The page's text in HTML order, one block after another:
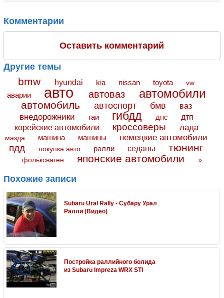
Комментарии
Оставить комментарий
Другие темы
bmw hyundai kia nissan toyota vw
аварии авто автоваз автомобили
автомобиль автоспорт бмв ваз
внедорожники гаи гибдд дпс дтп
корейские автомобили кроссоверы лада
мазда машина машины немецкие автомобили
пдд покупка авто ралли седаны тюнинг
фольксваген японские автомобили »
Похожие записи
Subaru Ural Rally - Субару Урал
Ралли (Видео)
Постройка раллийного болида
из Subaru Impreza WRX STI